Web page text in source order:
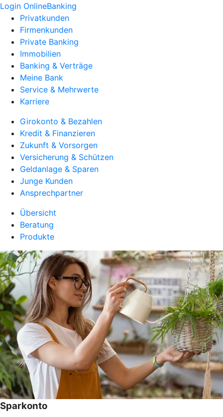
Login OnlineBanking
Privatkunden
Firmenkunden
Private Banking
Immobilien
Banking & Verträge
Meine Bank
Service & Mehrwerte
Karriere
Girokonto & Bezahlen
Kredit & Finanzieren
Zukunft & Vorsorgen
Versicherung & Schützen
Geldanlage & Sparen
Junge Kunden
Ansprechpartner
Übersicht
Beratung
Produkte
Sparkonto